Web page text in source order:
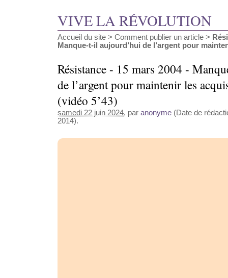
VIVE LA RÉVOLUTION
Accueil du site > Comment publier un article >
Manque-t-il aujourd’hui de l’argent pour
Résistance - 15 mars 2004 -
de l’argent pour maintenir les
(vidéo 5’43)
samedi 22 juin 2024, par anonyme (Date de
2014).